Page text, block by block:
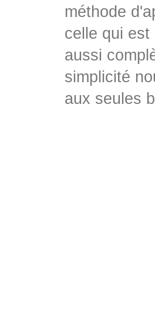
méthode
celle qui
aussi
simplicité
aux seules